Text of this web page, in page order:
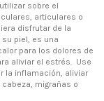
sobre el
articulares o
disfrutar de la
piel, es una
para los dolores de
aliviar el estrés. Use
la inflamación, aliviar
migrañas o